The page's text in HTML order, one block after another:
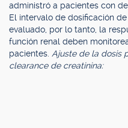
administró a pacientes con
El intervalo de dosificación
evaluado, por lo tanto, la
función renal deben
pacientes. Ajuste de la dosis
clearance de creatinina: